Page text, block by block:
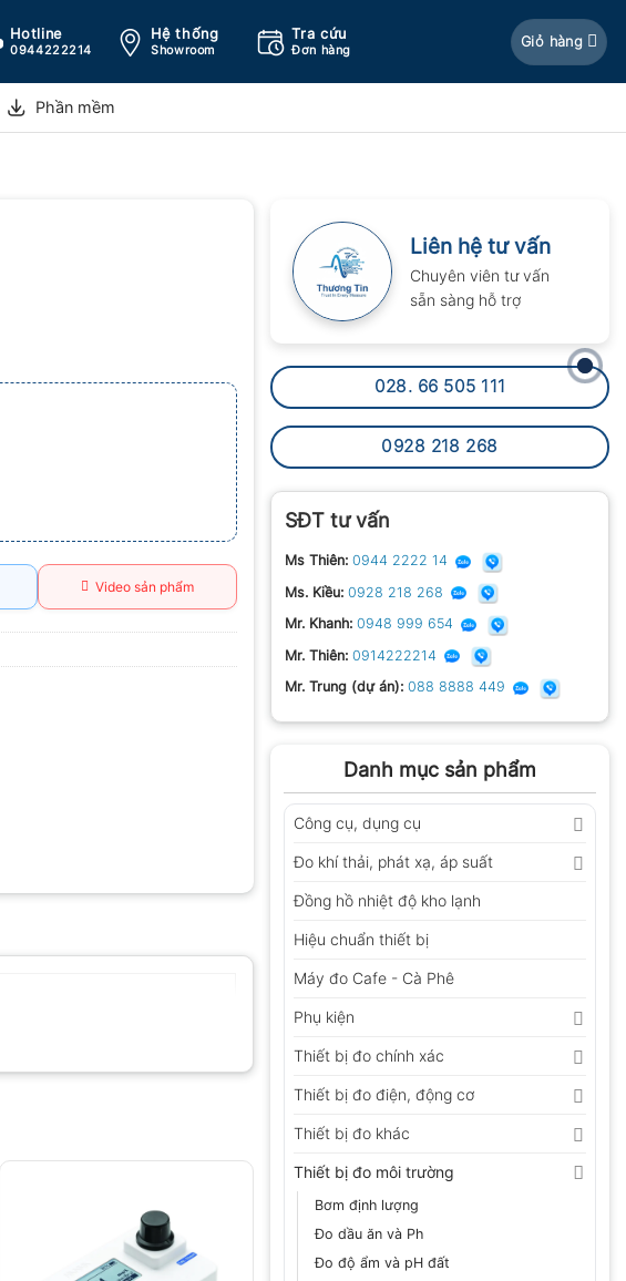
Hotline
0944222214
Hệ thống
Showroom
Tra cứu
Đơn hàng
Giỏ hàng
Phần mềm
Liên hệ tư vấn
Chuyên viên tư vấn
sẵn sàng hỗ trợ
028. 66 505 111
0928 218 268
SĐT tư vấn
Ms Thiên: 0944 2222 14
Ms. Kiều: 0928 218 268
Mr. Khanh: 0948 999 654
Mr. Thiên: 0914222214
Mr. Trung (dự án): 088 8888 449
Danh mục sản phẩm
Công cụ, dụng cụ
Đo khí thải, phát xạ, áp suất
Đồng hồ nhiệt độ kho lạnh
Hiệu chuẩn thiết bị
Máy đo Cafe - Cà Phê
Phụ kiện
Thiết bị đo chính xác
Thiết bị đo điện, động cơ
Thiết bị đo khác
Thiết bị đo môi trường
Bơm định lượng
Đo dầu ăn và Ph
Đo độ ẩm và pH đất
Video sản phẩm